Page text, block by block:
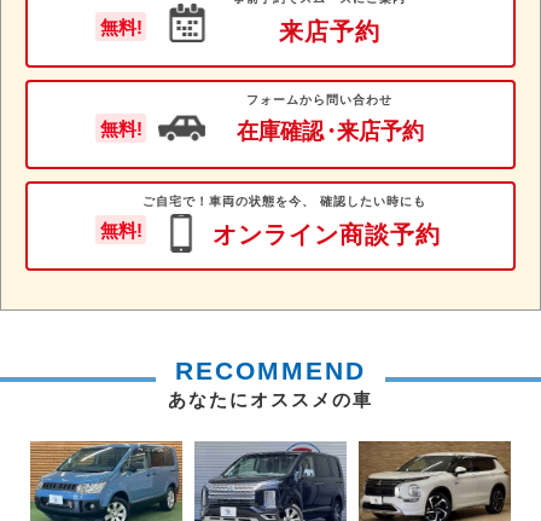
無料! 来店予約
無料!
フォームから問い合わせ
在庫確認・来店予約
無料!
ご自宅で！車両の状態を今、 確認したい時にも
オンライン商談予約
RECOMMEND
あなたにオススメの車